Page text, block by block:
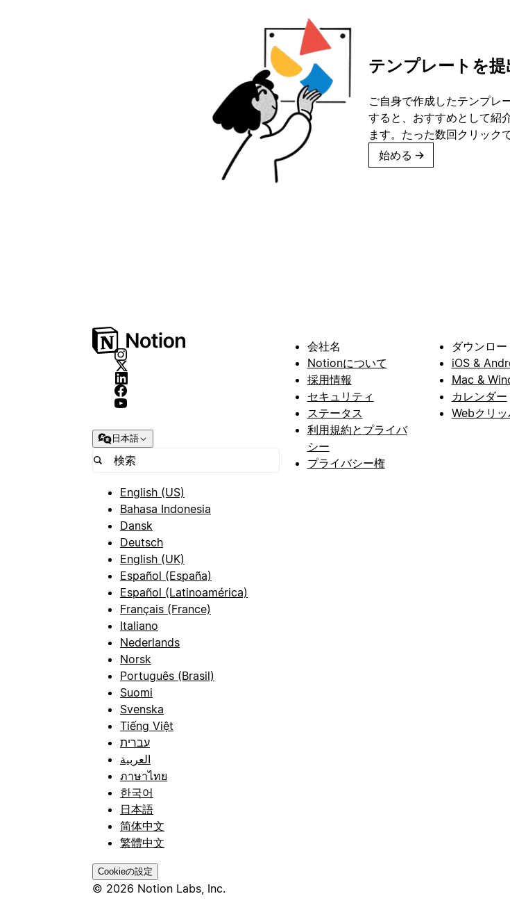
テンプレートを提
ご自身で作成したテンプレ
すると、おすすめとして紹
ます。たった数回クリック
始める →
日本語
English (US)
Bahasa Indonesia
Dansk
Deutsch
English (UK)
Español (España)
Español (Latinoamérica)
Français (France)
Italiano
Nederlands
Norsk
Português (Brasil)
Suomi
Svenska
Tiếng Việt
עברית
العربية
ภาษาไทย
한국어
日本語
简体中文
繁體中文
Cookieの設定
© 2026 Notion Labs, Inc.
会社名
Notionについて
採用情報
セキュリティ
ステータス
利用規約とプライバ
シー
プライバシー権
ダウンロー
iOS &
Mac &
カレンダー
Webクリ